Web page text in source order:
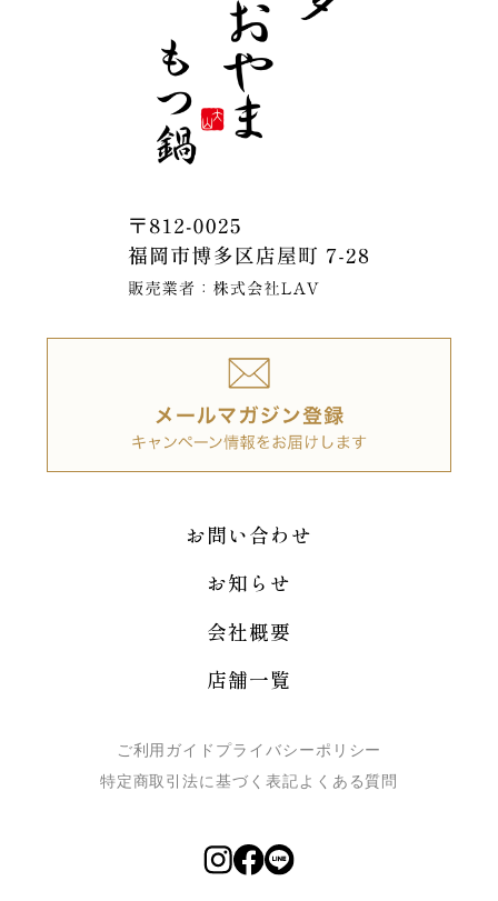
お問い合わせ
お知らせ
会社概要
店舗一覧
ご利用ガイド プライバシーポリシー
特定商取引法に基づく表記よくある質問